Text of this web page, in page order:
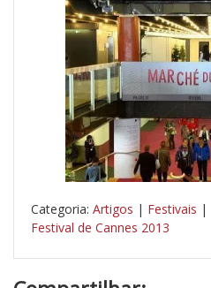
Categoria: Artigos | Festivais |
Festival de Cannes 2013